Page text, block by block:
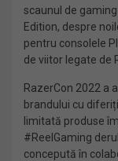
scaunul de
Edition, despre
pentru consolele
de viitor legate de
RazerCon 2022 a
brandului cu
limitată produse
#ReelGaming
concepută în